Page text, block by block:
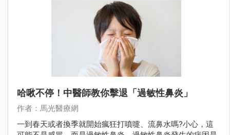
哈啾不停！中醫師教你擊退「過敏性鼻炎」
作者：馬光醫療網
一到春天或者換季就開始瘋狂打噴嚏、流鼻水嗎?小心，這